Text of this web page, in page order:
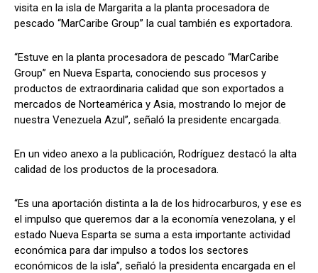
visita en la isla de Margarita a la planta procesadora de
pescado “MarCaribe Group” la cual también es exportadora.
“Estuve en la planta procesadora de pescado “MarCaribe
Group” en Nueva Esparta, conociendo sus procesos y
productos de extraordinaria calidad que son exportados a
mercados de Norteamérica y Asia, mostrando lo mejor de
nuestra Venezuela Azul”, señaló la presidente encargada.
En un video anexo a la publicación, Rodríguez destacó la alta
calidad de los productos de la procesadora.
“Es una aportación distinta a la de los hidrocarburos, y ese es
el impulso que queremos dar a la economía venezolana, y el
estado Nueva Esparta se suma a esta importante actividad
económica para dar impulso a todos los sectores
económicos de la isla”, señaló la presidenta encargada en el